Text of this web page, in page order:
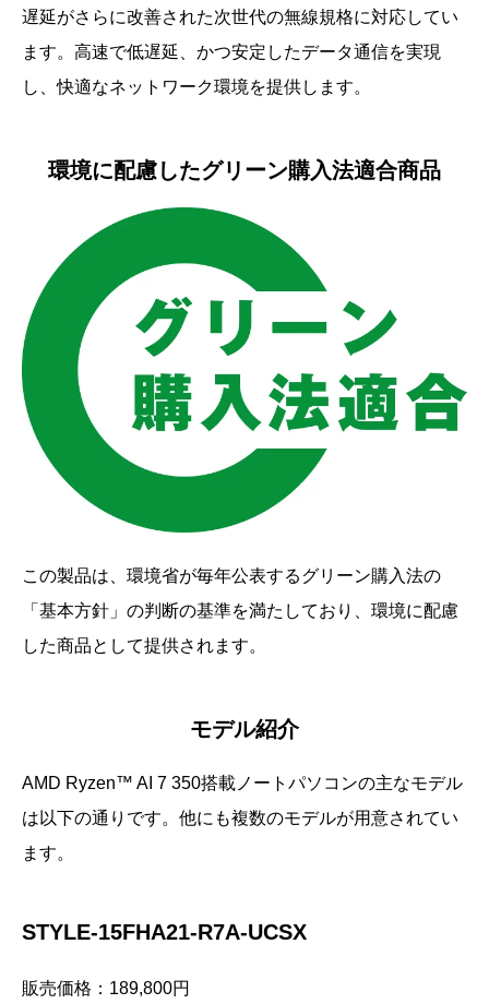
遅延がさらに改善された次世代の無線規格に対応してい
ます。高速で低遅延、かつ安定したデータ通信を実現
し、快適なネットワーク環境を提供します。
環境に配慮したグリーン購入法適合商品
この製品は、環境省が毎年公表するグリーン購入法の
「基本方針」の判断の基準を満たしており、環境に配慮
した商品として提供されます。
モデル紹介
AMD Ryzen™ AI 7 350搭載ノートパソコンの主なモデル
は以下の通りです。他にも複数のモデルが用意されてい
ます。
STYLE-15FHA21-R7A-UCSX
販売価格：189,800円